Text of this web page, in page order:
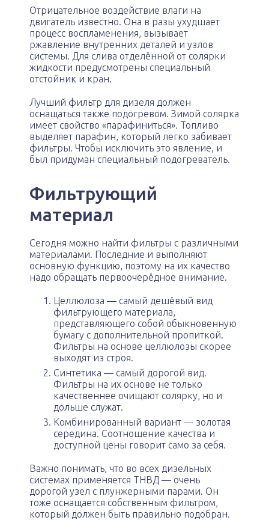
Отрицательное воздействие влаги на
двигатель известно. Она в разы ухудшает
процесс воспламенения, вызывает
ржавление внутренних деталей и узлов
системы. Для слива отделённой от солярки
жидкости предусмотрены специальный
отстойник и кран.
Лучший фильтр для дизеля должен
оснащаться также подогревом. Зимой солярка
имеет свойство «парафиниться». Топливо
выделяет парафин, который легко забивает
фильтры. Чтобы исключить это явление, и
был придуман специальный подогреватель.
Фильтрующий
материал
Сегодня можно найти фильтры с различными
материалами. Последние и выполняют
основную функцию, поэтому на их качество
надо обращать первоочерёдное внимание.
Целлюлоза — самый дешёвый вид
фильтрующего материала,
представляющего собой обыкновенную
бумагу с дополнительной пропиткой.
Фильтры на основе целлюлозы скорее
выходят из строя.
Синтетика — самый дорогой вид.
Фильтры на их основе не только
качественнее очищают солярку, но и
дольше служат.
Комбинированный вариант — золотая
середина. Соотношение качества и
доступной цены говорит само за себя.
Важно понимать, что во всех дизельных
системах применяется ТНВД — очень
дорогой узел с плунжерными парами. Он
тоже оснащается собственным фильтром,
который должен быть правильно подобран.